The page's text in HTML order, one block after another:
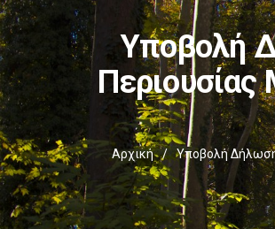
Υποβολή
Αρχική /
Υποβολή